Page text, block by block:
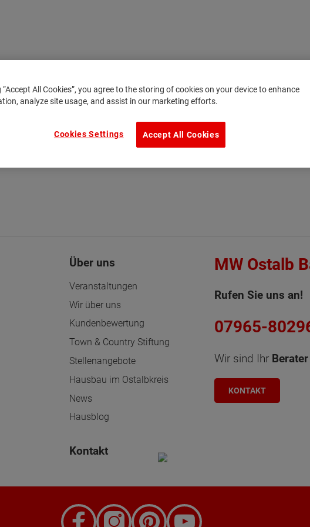
Über uns
Veranstaltungen
Wir über uns
Kundenbewertung
Town & Country Stiftung
Stellenangebote
Hausbau im Ostalbkreis
News
Hausblog
Kontakt
MW Ostalb
Rufen Sie uns an!
07965-
Wir sind Ihr
KONTAKT
“Accept All Cookies”, you agree to the storing of cookies on your device to enhance
analyze site usage, and assist in our marketing efforts.
Accept All Cookies
Cookies Settings